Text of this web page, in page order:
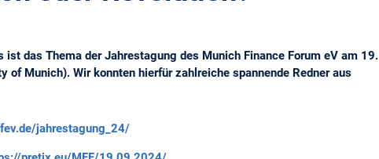
das Thema der Jahrestagung des Munich Finance Forum eV am 19.
Munich). Wir konnten hierfür zahlreiche spannende Redner aus
jahrestagung_24/